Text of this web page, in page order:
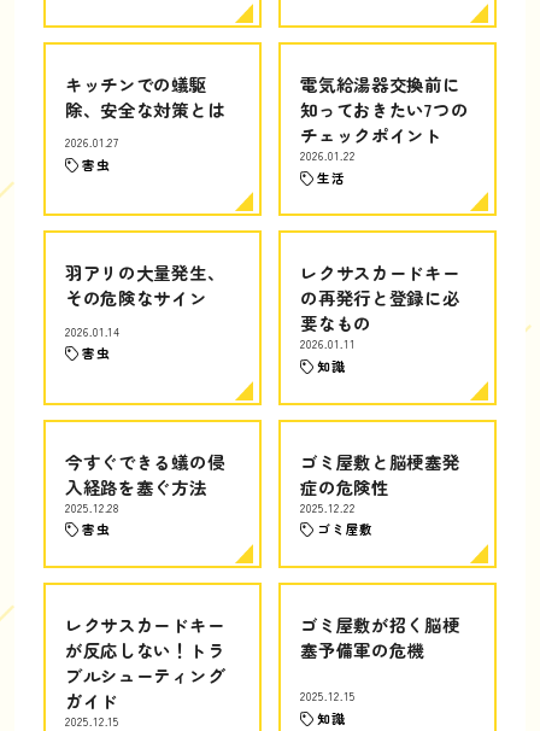
キッチンでの蟻駆
除、安全な対策とは
2026.01.27
害虫
電気給湯器交換前に
知っておきたい7つの
チェックポイント
2026.01.22
生活
羽アリの大量発生、
その危険なサイン
2026.01.14
害虫
レクサスカードキー
の再発行と登録に必
要なもの
2026.01.11
知識
今すぐできる蟻の侵
入経路を塞ぐ方法
2025.12.28
害虫
ゴミ屋敷と脳梗塞発
症の危険性
2025.12.22
ゴミ屋敷
レクサスカードキー
が反応しない！トラ
ブルシューティング
ガイド
2025.12.15
ゴミ屋敷が招く脳梗
塞予備軍の危機
2025.12.15
知識